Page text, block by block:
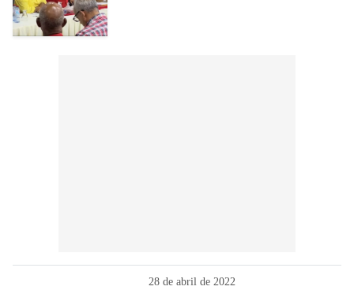
28 de abril de 2022